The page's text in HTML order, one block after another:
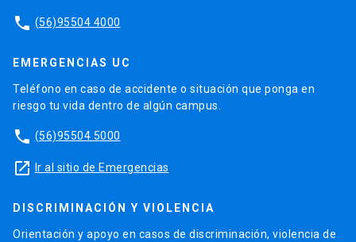
phone (56)95504 4000
EMERGENCIAS UC
Teléfono en caso de accidente o situación que ponga en
riesgo tu vida dentro de algún campus.
phone (56)95504 5000
launch Ir al sitio de Emergencias
DISCRIMINACIÓN Y VIOLENCIA
Orientación y apoyo en casos de discriminación, violencia de